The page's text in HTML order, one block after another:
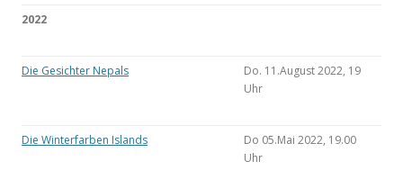
2022
Die Gesichter Nepals
Do. 11.August 2022, 19
Uhr
Die Winterfarben Islands
Do 05.Mai 2022, 19.00
Uhr